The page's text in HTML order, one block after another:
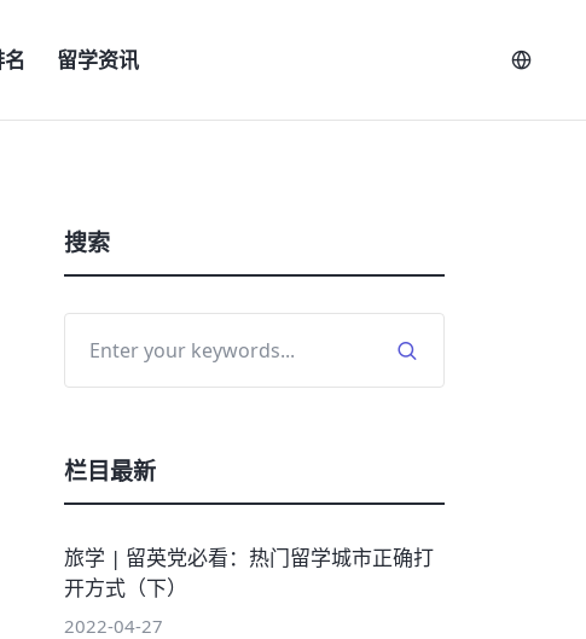
留学资讯
搜索
栏目最新
旅学 | 留英党必看：热门留学城市正确打
开方式（下）
2022-04-27